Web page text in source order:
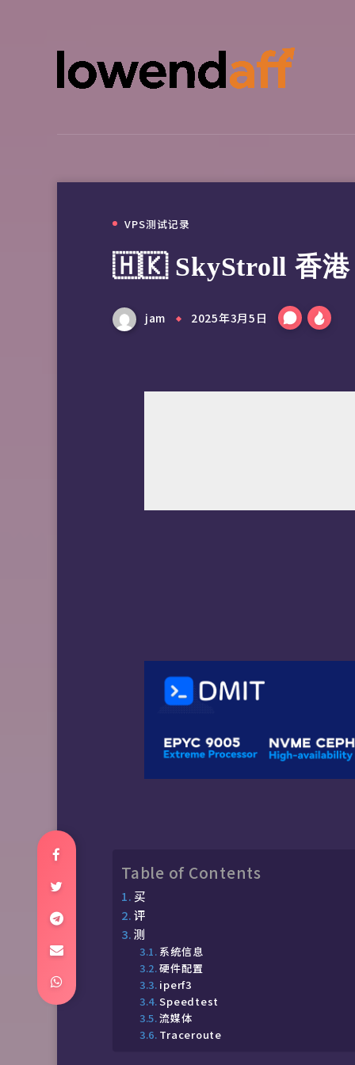
VPS测试记录
🇭🇰 SkyStroll 香港
jam 2025年3月5日
Table of Contents
买
评
测
系统信息
硬件配置
iperf3
Speedtest
流媒体
Traceroute